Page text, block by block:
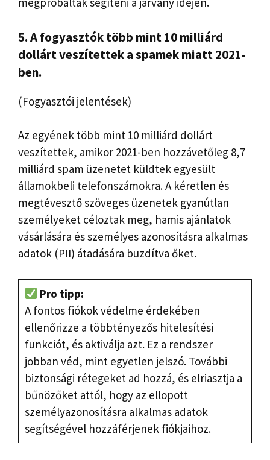
5. A fogyasztók több mint 10 milliárd
dollárt veszítettek a spamek miatt 2021-
ben.
(Fogyasztói jelentések)
Az egyének több mint 10 milliárd dollárt
veszítettek, amikor 2021-ben hozzávetőleg 8,7
milliárd spam üzenetet küldtek egyesült
államokbeli telefonszámokra. A kéretlen és
megtévesztő szöveges üzenetek gyanútlan
személyeket céloztak meg, hamis ajánlatok
vásárlására és személyes azonosításra alkalmas
adatok (PII) átadására buzdítva őket.
Pro tipp:
A fontos fiókok védelme érdekében
ellenőrizze a többtényezős hitelesítési
funkciót, és aktiválja azt. Ez a rendszer
jobban véd, mint egyetlen jelszó. További
biztonsági rétegeket ad hozzá, és elriasztja a
bűnözőket attól, hogy az ellopott
személyazonosításra alkalmas adatok
segítségével hozzáférjenek fiókjaihoz.